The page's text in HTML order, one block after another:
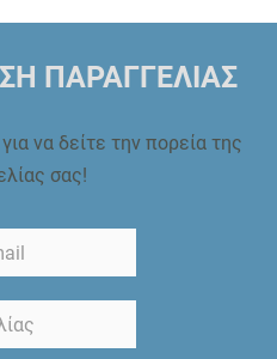
ΠΑΡΑΓΓΕΛΙΑΣ
να δείτε την πορεία της
σας!